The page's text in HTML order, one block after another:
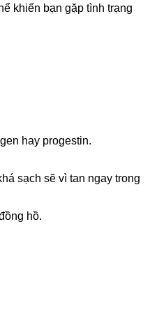
khiến bạn gặp tình trạng
hay progestin.
sạch sẽ vì tan ngay trong
hồ.